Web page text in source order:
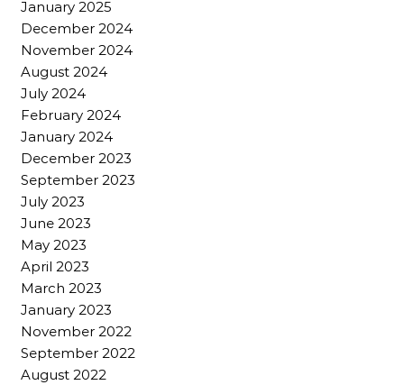
January 2025
December 2024
November 2024
August 2024
July 2024
February 2024
January 2024
December 2023
September 2023
July 2023
June 2023
May 2023
April 2023
March 2023
January 2023
November 2022
September 2022
August 2022